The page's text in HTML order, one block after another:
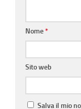
Nome*
Sito web
Salva il mio